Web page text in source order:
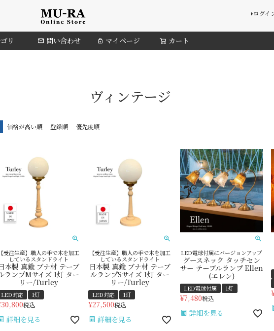
ログイ
リ 問い合わせ マイページ カート
ヴィンテージ
価格が高い順 登録順 優先度順
【受注生産】職人の手で木を加工
しているスタンドライト
本製 真鍮 ブナ材 テーブ
ランプMサイズ 1灯 ター
リー/Turley
LED対応 1灯
30,800税込
詳細を見る
【受注生産】職人の手で木を加工
しているスタンドライト
日本製 真鍮 ブナ材 テーブ
ルランプSサイズ 1灯 ター
リー/Turley
LED対応 1灯
¥27,500税込
詳細を見る
LED電球付属にバージョンアップ
グースネック タッチセン
サー テーブルランプ Ellen
(エレン)
LED電球付属 1灯
¥7,480税込
詳細を見る